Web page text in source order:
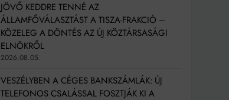
JÖVŐ KEDDRE TENNÉ AZ
ÁLLAMFŐVÁLASZTÁST A TISZA-FRAKCIÓ –
KÖZELEG A DÖNTÉS AZ ÚJ KÖZTÁRSASÁGI
ELNÖKRŐL
2026.08.05.
VESZÉLYBEN A CÉGES BANKSZÁMLÁK: ÚJ
TELEFONOS CSALÁSSAL FOSZTJÁK KI A